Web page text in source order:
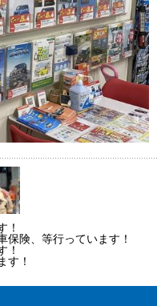
！
保険、等行っています！
！
す！